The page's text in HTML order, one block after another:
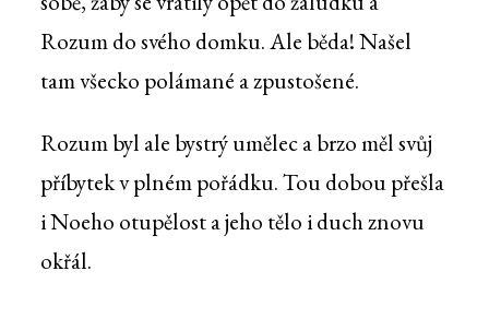
Rozum do svého domku. Ale běda! Našel
tam všecko polámané a zpustošené.
Rozum byl ale bystrý umělec a brzo měl svůj
příbytek v plném pořádku. Tou dobou přešla
i Noeho otupělost a jeho tělo i duch znovu
okřál.